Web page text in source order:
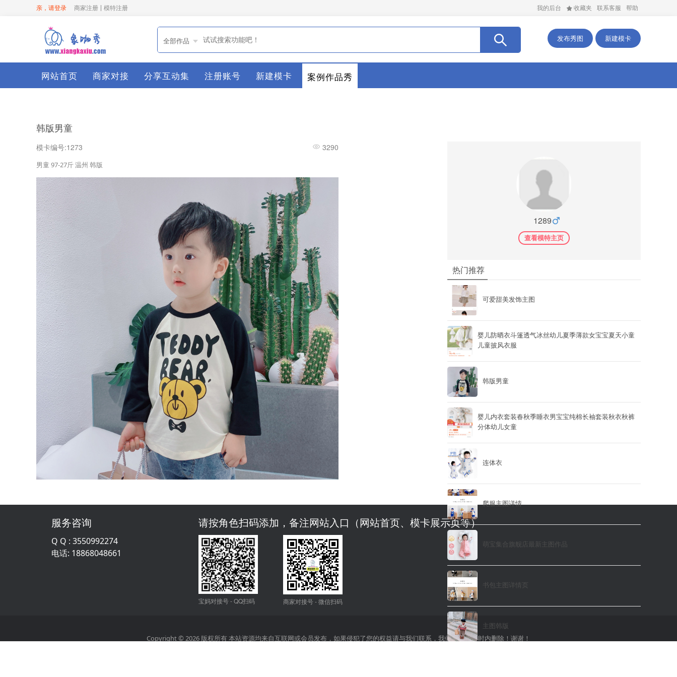
亲，请登录 商家注册 模特注册 我的后台 收藏夹 联系客服 帮助
全部作品 新建模卡
发布秀图
网站首页 商家对接 分享互动集 注册账号 新建模卡 案例作品秀
韩版男童
模卡编号:1273 3290
男童 97-27斤 温州 韩版
1289
查看模特主页
热门推荐
可爱甜美发饰主图
婴儿防晒衣斗篷透气冰丝幼儿夏季薄款女宝宝夏天小童
儿童披风衣服
韩版男童
婴儿内衣套装春秋季睡衣男宝宝纯棉长袖套装秋衣秋裤
分体幼儿女童
连体衣
爬服主图详情
萌宝集合旗舰店最新主图作品
书包主图详情页
主图韩版
服务咨询
Q Q : 3550992274
电话: 18868048661
请按角色扫码添加，备注网站入口（网站首页、模卡展示页等）
宝妈对接号 - QQ扫码 商家对接号 - 微信扫码
Copyright © 2026 版权所有 本站资源均来自互联网或会员发布，如果侵犯了您的权益请与我们联系，我们将在24小时内删除！谢谢！